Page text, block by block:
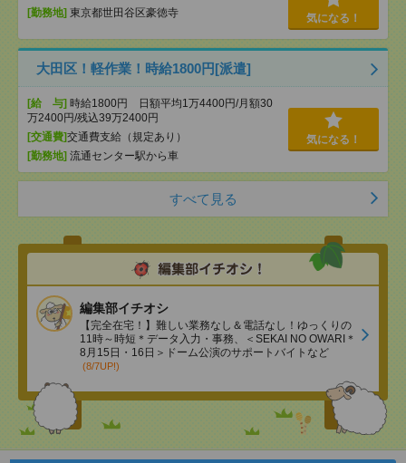
[勤務地] 東京都世田谷区豪徳寺 気になる！
大田区！軽作業！時給1800円[派遣]
[給 与] 時給1800円 日額平均1万4400円/月額30
万2400円/残込39万2400円
[交通費]交通費支給（規定あり）
[勤務地] 流通センター駅から車
気になる！
すべて見る
編集部イチオシ
【完全在宅！】難しい業務なし＆電話なし！ゆっくりの
11時～時短＊データ入力・事務、＜SEKAI NO OWARI＊
8月15日・16日＞ドーム公演のサポートバイトなど
(8/7UP!)